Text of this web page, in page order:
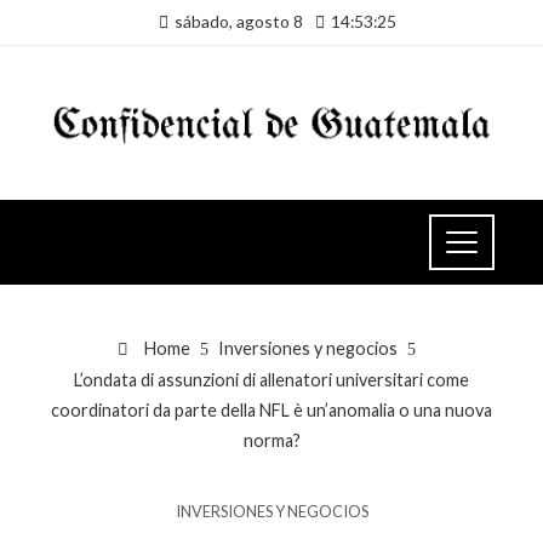
sábado, agosto 8 14:53:26
Home
Inversiones y negocios
L’ondata di assunzioni di allenatori universitari come
coordinatori da parte della NFL è un’anomalia o una nuova
norma?
INVERSIONES Y NEGOCIOS